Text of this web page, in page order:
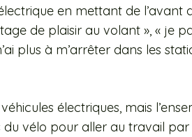
en mettant de l’avant
de plaisir au volant », « je
plus à m’arrêter dans les
électriques, mais
du vélo pour aller au travail par